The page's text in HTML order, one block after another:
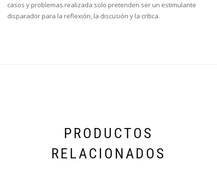
casos y problemas realizada solo pretenden ser un estimulante
disparador para la reflexión, la discusión y la crítica.
PRODUCTOS
RELACIONADOS